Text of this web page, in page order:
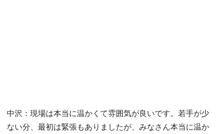
中沢：現場は本当に温かくて雰囲気が良いです。若手が少
ない分、最初は緊張もありましたが、みなさん本当に温か